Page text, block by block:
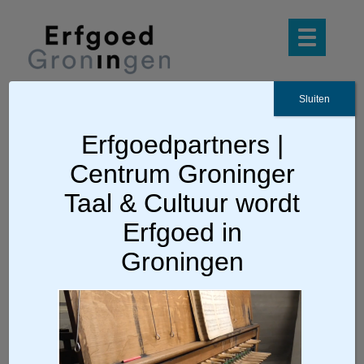
Ga terug
videostill hensen
Erfgoedpartners |
Centrum Groninger
Taal & Cultuur wordt
Erfgoed in
Groningen
Sluiten